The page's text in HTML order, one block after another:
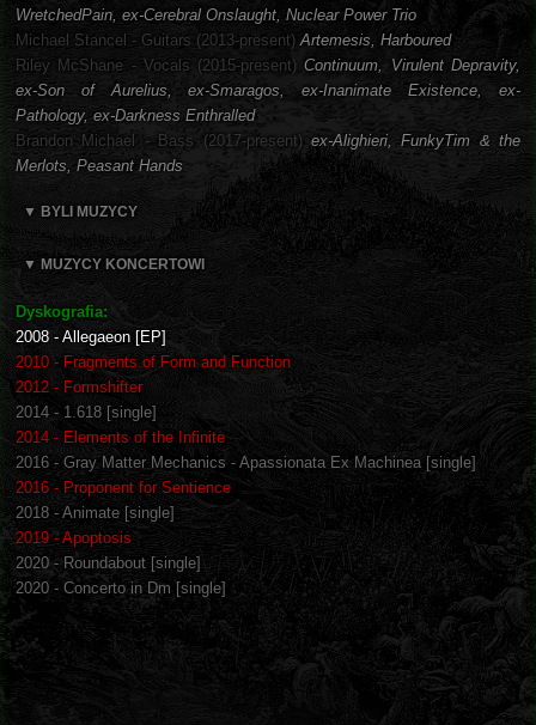
WretchedPain, ex-Cerebral Onslaught, Nuclear Power Trio
Michael Stancel - Guitars (2013-present) Artemesis, Harboured
Riley McShane - Vocals (2015-present)Continuum, Virulent Depravity,
ex-Son of Aurelius, ex-Smaragos, ex-Inanimate Existence, ex-
Pathology, ex-Darkness Enthralled
Brandon Michael - Bass (2017-present) ex-Alighieri, FunkyTim & the
Merlots, Peasant Hands
▼ BYLI MUZYCY
▼ MUZYCY KONCERTOWI
Dyskografia:
2008 - Allegaeon [EP]
2010 - Fragments of Form and Function
2012 - Formshifter
2014 - 1.618 [single]
2014 - Elements of the Infinite
2016 - Gray Matter Mechanics - Apassionata Ex Machinea [single]
2016 - Proponent for Sentience
2018 - Animate [single]
2019 - Apoptosis
2020 - Roundabout [single]
2020 - Concerto in Dm [single]